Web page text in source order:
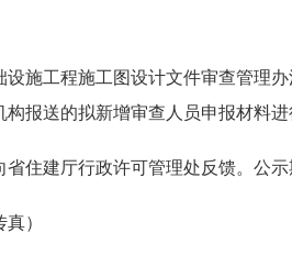
工程施工图设计文件审查管理
报送的拟新增审查人员申报材料
建厅行政许可管理处反馈。公示
）